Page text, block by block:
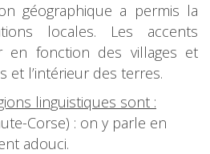
géographique a permis la
locales. Les accents
en fonction des villages et
et l’intérieur des terres.
linguistiques sont :
Corse) : on y parle en
adouci.